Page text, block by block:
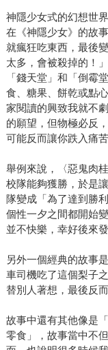
神隱少女式的幻想世界
在《神隱少女》的故
就瘋狂吃東西，最後
太多，會被殺掉的！
「錢天堂」和「倒
食、糖果、餅乾或點
家閱讀的興致我就不
的願望，但物極必反
可能反而讓你跌入痛苦
舉例來說，〈惡鬼肉
校隊能夠獲勝，於是
隊變成「為了達到勝
個性一夕之間都開始
並不快樂，幸好後來
另外一個經典的故事
車司機吃了這個梨子
替別人著想，最後反
故事中還有其他像是
零食」，故事當中不